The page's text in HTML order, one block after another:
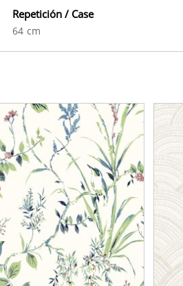
Repetición / Case
64 cm